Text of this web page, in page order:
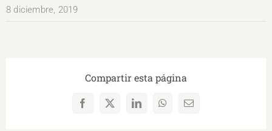
8 diciembre, 2019
Compartir esta página
Facebook
X LinkedInWhatsAppCorreo